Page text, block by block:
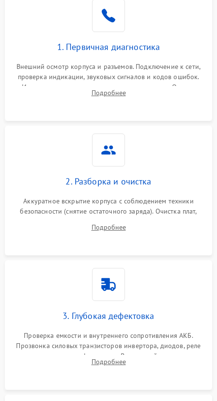
1. Первичная диагностика
Внешний осмотр корпуса и разъемов. Подключение к сети,
проверка индикации, звуковых сигналов и кодов ошибок.
Измерение входного и выходного напряжения. Оценка
реакции ИБП на отключение основного питания без
Подробнее
2. Разборка и очистка
Аккуратное вскрытие корпуса с соблюдением техники
безопасности (снятие остаточного заряда). Очистка плат,
и кистей для предотвращения перегрева и замыканий.
Подробнее
3. Глубокая дефектовка
Проверка емкости и внутреннего сопротивления АКБ.
Прозвонка силовых транзисторов инвертора, диодов, реле
переключения и трансформатора. Визуальный поиск вздутых
конденсаторов и прогаров на печатной плате.
Подробнее